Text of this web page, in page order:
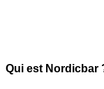
Qui est Nordicbar